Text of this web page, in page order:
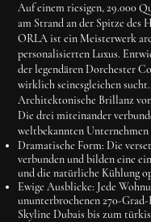
Auf einem riesigen, 29.000
am Strand an der Spitze des
ORLA ist ein Meisterwerk
personalisierten Luxus.
der legendärenDorchester
wirklich seinesgleichen sucht.
Architektonische Brillanz
Die drei miteinander
weltbekannten Unternehmen
Dramatische Form: Die
verbunden und bilden eine
und die natürliche Kühlung
Ewige Ausblicke: Jede
ununterbrochenen 270-
Skyline Dubais bis zum